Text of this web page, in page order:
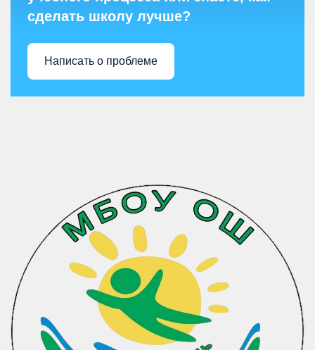
сделать школу лучше?
Написать о проблеме